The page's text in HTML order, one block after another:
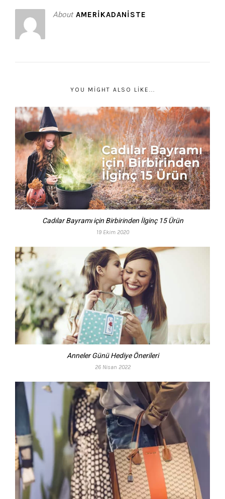
About AMERIKADANISTE
YOU MIGHT ALSO LIKE...
Cadılar Bayramı için Birbirinden İlginç 15 Ürün
19 Ekim 2020
Anneler Günü Hediye Önerileri
26 Nisan 2022